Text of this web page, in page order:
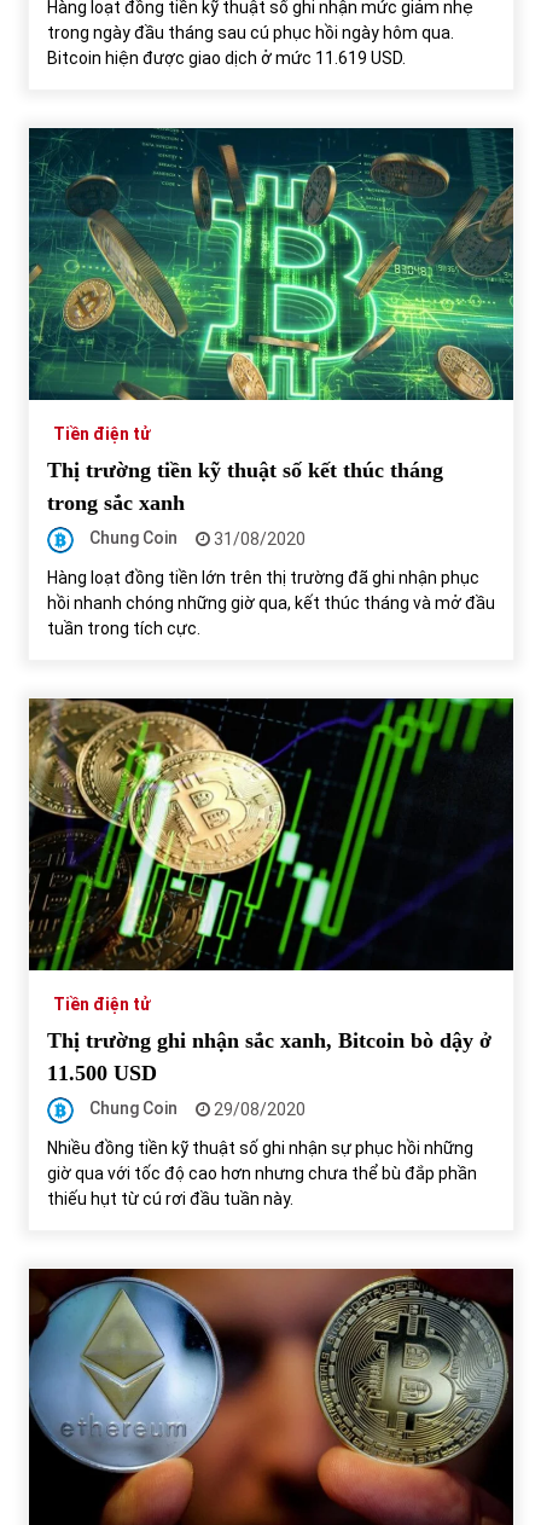
Hàng loạt đồng tiền kỹ thuật số ghi nhận mức giảm nhẹ
trong ngày đầu tháng sau cú phục hồi ngày hôm qua.
Bitcoin hiện được giao dịch ở mức 11.619 USD.
Tiền điện tử
Thị trường tiền kỹ thuật số kết thúc tháng
trong sắc xanh
Chung Coin
31/08/2020
Hàng loạt đồng tiền lớn trên thị trường đã ghi nhận phục
hồi nhanh chóng những giờ qua, kết thúc tháng và mở đầu
tuần trong tích cực.
Tiền điện tử
Thị trường ghi nhận sắc xanh, Bitcoin bò dậy ở
11.500 USD
Chung Coin
29/08/2020
Nhiều đồng tiền kỹ thuật số ghi nhận sự phục hồi những
giờ qua với tốc độ cao hơn nhưng chưa thể bù đắp phần
thiếu hụt từ cú rơi đầu tuần này.